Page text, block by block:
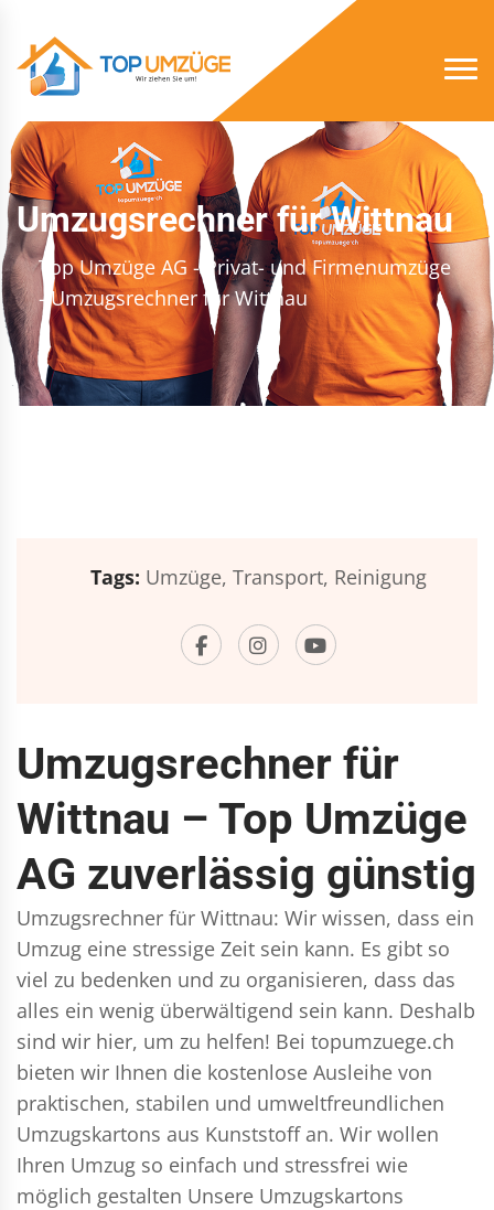
Umzugsrechner für Wittnau
Top Umzüge AG - Privat- und Firmenumzüge
- Umzugsrechner für Wittnau
Tags: Umzüge, Transport, Reinigung
Umzugsrechner für
Wittnau – Top Umzüge
AG zuverlässig günstig
Umzugsrechner für Wittnau: Wir wissen, dass ein
Umzug eine stressige Zeit sein kann. Es gibt so
viel zu bedenken und zu organisieren, dass das
alles ein wenig überwältigend sein kann. Deshalb
sind wir hier, um zu helfen! Bei topumzuege.ch
bieten wir Ihnen die kostenlose Ausleihe von
praktischen, stabilen und umweltfreundlichen
Umzugskartons aus Kunststoff an. Wir wollen
Ihren Umzug so einfach und stressfrei wie
möglich gestalten Unsere Umzugskartons